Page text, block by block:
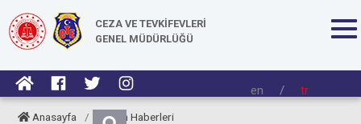
CEZA VE TEVKİFEVLERİ
GENEL MÜDÜRLÜĞÜ
en / tr
Anasayfa / Kurum Haberleri